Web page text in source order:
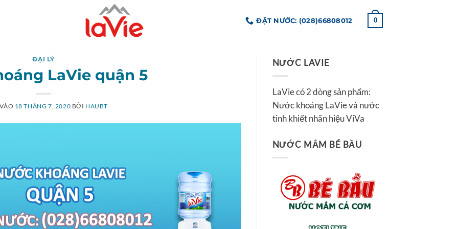
ĐẶT NƯỚC: (028)66808012 0
ĐẠI LÝ
LaVie quận 5
18 THÁNG 7, 2020 BỞI HAUBT
NƯỚC LAVIE
LaVie có 2 dòng sản phẩm:
Nước khoáng LaVie và nước
tinh khiết nhãn hiệu ViVa
NƯỚC MẮM BÉ BẦU